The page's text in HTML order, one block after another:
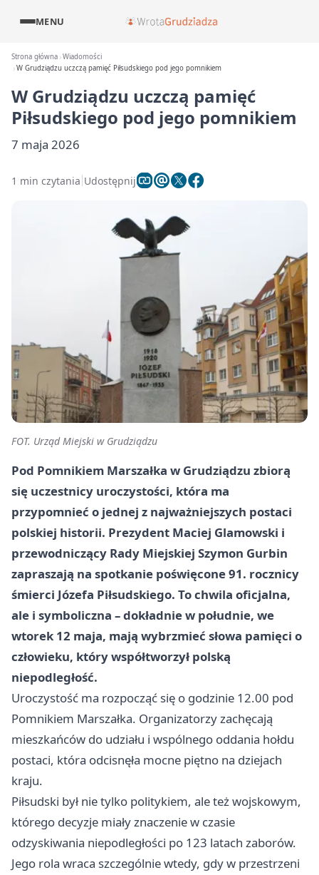
MENU
Strona główna Wiadomości
W Grudziądzu uczczą pamięć Piłsudskiego pod jego pomnikiem
W Grudziądzu uczczą pamięć
Piłsudskiego pod jego pomnikiem
7 maja 2026
1 min czytania Udostępnij
FOT. Urząd Miejski w Grudziądzu
Pod Pomnikiem Marszałka w Grudziądzu zbiorą
się uczestnicy uroczystości, która ma
przypomnieć o jednej z najważniejszych postaci
polskiej historii. Prezydent Maciej Glamowski i
przewodniczący Rady Miejskiej Szymon Gurbin
zapraszają na spotkanie poświęcone 91. rocznicy
śmierci Józefa Piłsudskiego. To chwila oficjalna,
ale i symboliczna – dokładnie w południe, we
wtorek 12 maja, mają wybrzmieć słowa pamięci o
człowieku, który współtworzył polską
niepodległość.
Uroczystość ma rozpocząć się o godzinie 12.00 pod
Pomnikiem Marszałka. Organizatorzy zachęcają
mieszkańców do udziału i wspólnego oddania hołdu
postaci, która odcisnęła mocne piętno na dziejach
kraju.
Piłsudski był nie tylko politykiem, ale też wojskowym,
którego decyzje miały znaczenie w czasie
odzyskiwania niepodległości po 123 latach zaborów.
Jego rola wraca szczególnie wtedy, gdy w przestrzeni